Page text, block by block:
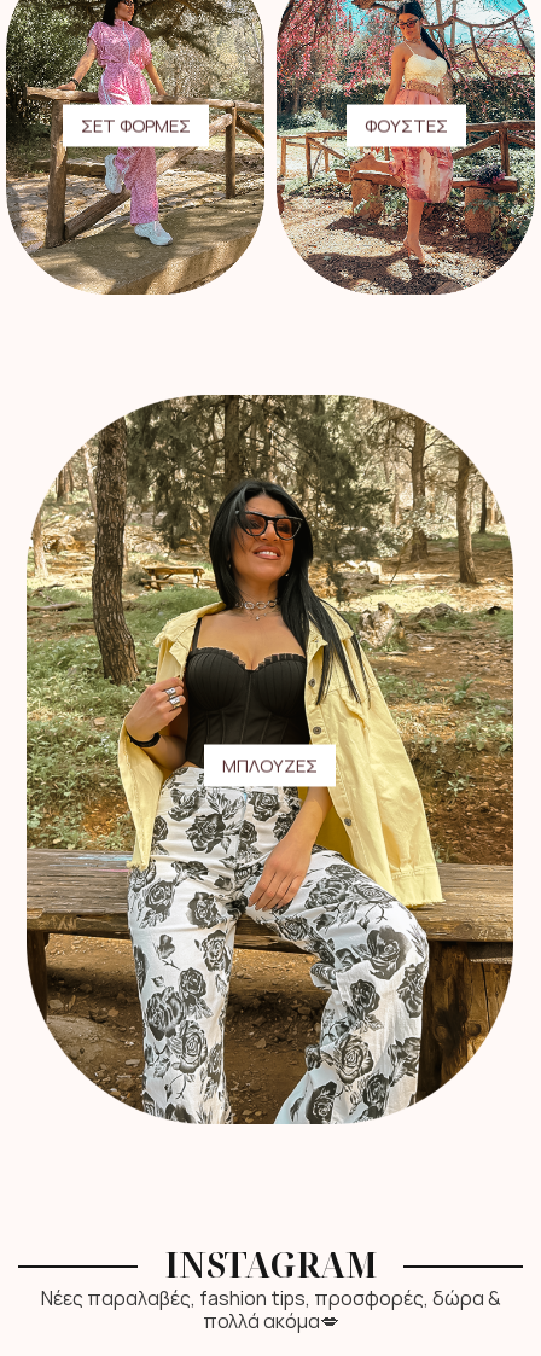
ΣΕΤ ΦΟΡΜΕΣ ΦΟΥΣΤΕΣ
ΜΠΛΟΥΖΕΣ
INSTAGRAM
Νέες παραλαβές, fashion tips, προσφορές, δώρα &
πολλά ακόμα💋